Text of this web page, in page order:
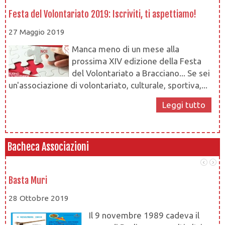
Festa del Volontariato 2019: Iscriviti, ti aspettiamo!
27 Maggio 2019
Manca meno di un mese alla
prossima XIV edizione della Festa
del Volontariato a Bracciano... Se sei
un'associazione di volontariato, culturale, sportiva,...
Leggi tutto
Bacheca Associazioni
Basta Muri
28 Ottobre 2019
Il 9 novembre 1989 cadeva il